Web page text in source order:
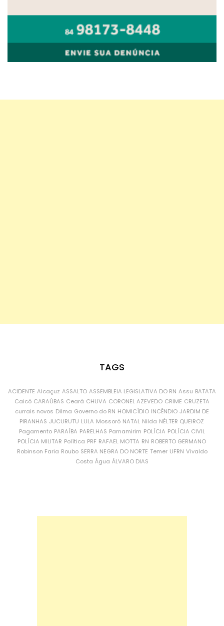
TAGS
ACIDENTE Alcaçuz ASSALTO ASSEMBLEIA LEGISLATIVA DO RN Assu BATATA
Caicó CARAÚBAS Ceará CHUVA CORONEL AZEVEDO CRIME CRUZETA
currais novos Dilma Governo do RN HOMICÍDIO INCÊNDIO JARDIM DE
PIRANHAS JUCURUTU LULA Mossoró NATAL Nilda NÉLTER QUEIROZ
Pagamento PARAÍBA PARELHAS Parnamirim POLÍCIA POLÍCIA CIVIL
POLÍCIA MILITAR Política PRF RAFAEL MOTTA RN ROBERTO GERMANO
Robinson Faria Roubo SERRA NEGRA DO NORTE Temer UFRN Vivaldo
Costa Água ÁLVARO DIAS